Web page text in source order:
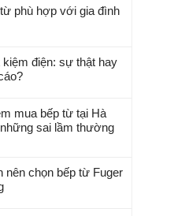
phù hợp với gia đình
kiệm điện: sự thật hay
mua bếp từ tại Hà
sai lầm thường
nên chọn bếp từ Fuger